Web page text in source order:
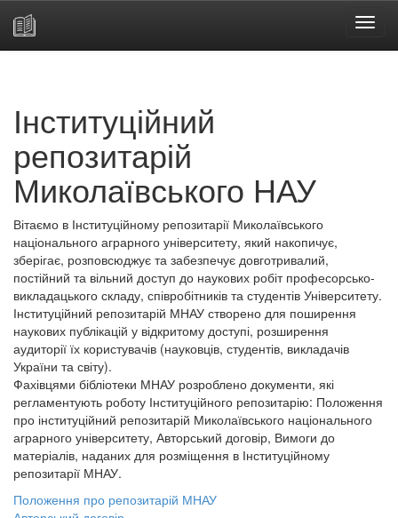
Інституційний
репозитарій
Миколаївського НАУ
Вітаємо в Інституційному репозитарії Миколаївського
національного аграрного університету, який накопичує,
зберігає, розповсюджує та забезпечує довготривалий,
постійний та вільний доступ до наукових робіт професорсько-
викладацького складу, співробітників та студентів Університету.
Інституційний репозитарій МНАУ створено для поширення
наукових публікацій у відкритому доступі, розширення
аудиторії їх користувачів (науковців, студентів, викладачів
України та світу).
Фахівцями бібліотеки МНАУ розроблено документи, які
регламентують роботу Інституційного репозитарію: Положення
про інституційний репозитарій Миколаївського національного
аграрного університету, Авторський договір, Вимоги до
матеріалів, наданих для розміщення в Інституційному
репозитарії МНАУ.
Положення про репозитарій МНАУ